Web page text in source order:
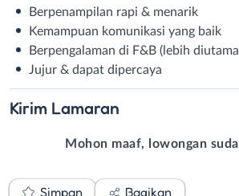
Berpenampilan rapi & menarik⁣
Kemampuan komunikasi yang baik⁣
Berpengalaman di F&B (lebih
Jujur & dapat dipercaya⁣
Kirim Lamaran
Mohon maaf, lowongan
Simpan Bagikan